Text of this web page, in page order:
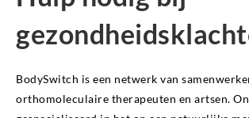
BodySwitch is een netwerk van
orthomoleculaire therapeuten en artsen.